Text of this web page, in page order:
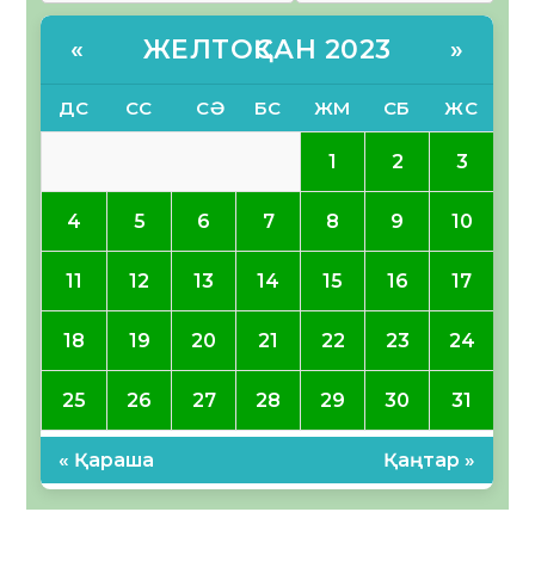
« ЖЕЛТОҚСАН 2023 »
ДС СС СӘ БС ЖМ СБ ЖС
1 2 3
4 5 6 7 8 9 10
11 12 13 14 15 16 17
18 19 20 21 22 23 24
25 26 27 28 29 30 31
« Қараша Қаңтар »